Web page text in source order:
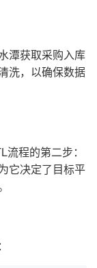
潭获取采购入库
洗，以确保数据
程的第二步：
它决定了目标平